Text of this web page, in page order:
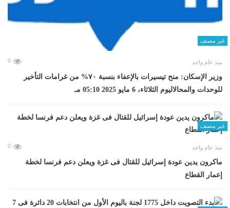
غير مصنف
منذ عام واحد 0
وزير الإسكان: منح تيسيرات بالإعفاء بنسبة ٧٠% من غرامات التأخير
للوحدات والمحالاليوم الثلاثاء، 6 مايو 2025 05:10 مـ
غير مصنف
منذ عام واحد 0
ماكرون يدين عودة إسرائيل للقتال فى غزة ويعلن دعم فرنسا لخطة
إعمار القطاع